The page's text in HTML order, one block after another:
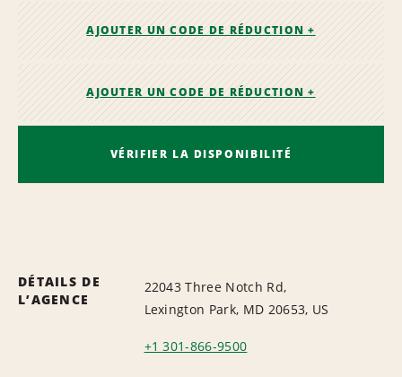
AJOUTER UN CODE DE RÉDUCTION +
AJOUTER UN CODE DE RÉDUCTION +
VÉRIFIER LA DISPONIBILITÉ
DÉTAILS DE
L’AGENCE
22043 Three Notch Rd,
Lexington Park, MD 20653, US
+1 301-866-9500